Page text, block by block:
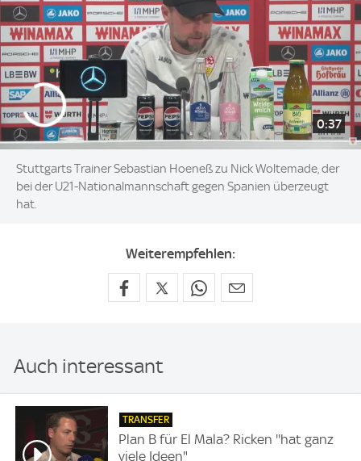
0:37
Stuttgarts Trainer Sebastian Hoeneß zu Nick Woltemade, der
bei der U21-Nationalmannschaft gegen Spanien überzeugt
hat.
Weiterempfehlen:
Auch interessant
TRANSFER
Plan B für El Mala? Ricken ''hat ganz
viele Ideen"